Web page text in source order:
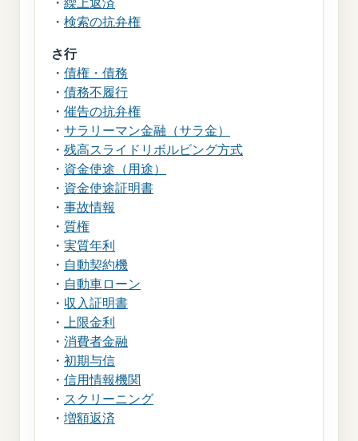
・ 検索の抗弁権
さ行
・ 債権・債務
・ 債務不履行
・ 催告の抗弁権
・ サラリーマン金融（サラ金）
・ 残高スライドリボルビング方式
・ 資金使途（用途）
・ 資金使途証明書
・ 事故情報
・ 質権
・ 実質年利
・ 自動契約機
・ 自動車ローン
・ 収入証明書
・ 上限金利
・ 消費者金融
・ 初期与信
・ 信用情報機関
・ スクリーニング
・ 増額返済